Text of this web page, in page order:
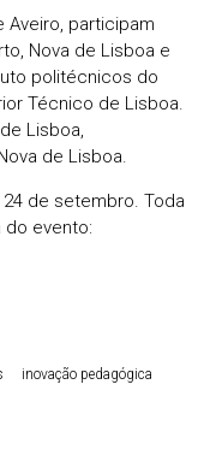
Aveiro, participam
Nova de Lisboa e
politécnicos do
Técnico de Lisboa.
Lisboa,
de Lisboa.
de setembro. Toda
do evento:
inovação pedagógica